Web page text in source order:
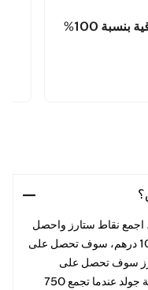
100%
اجمع نقاط ستارز واحصل
على مكافآت. عند كل عملية شراء بقيمة 10 درهم، سوف تحصل على
كل 250 نقطة ستارز سوف تحصل على
مشروب مجاناً. ستحصل على درجة عضوية جولد عندما تجمع 750